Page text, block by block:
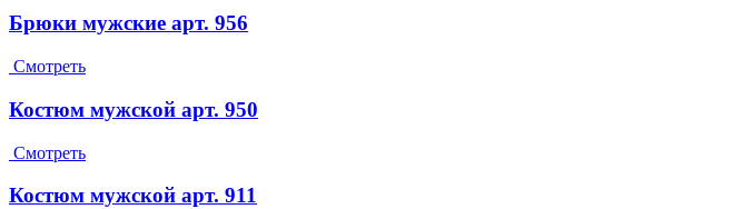
Брюки мужские арт. 956
Смотреть
Костюм мужской арт. 950
Смотреть
Костюм мужской арт. 911